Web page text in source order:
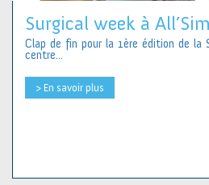
Surgical week à
Clap de fin pour la 1ère édition de la
centre...
> En savoir plus